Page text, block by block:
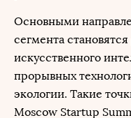
Основными
сегмента
искусственного
прорывных
экологии. Такие
Moscow Startup